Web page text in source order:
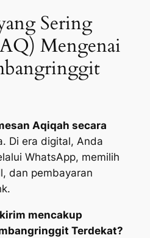
Sering
Mengenai
Aqiqah secara
Di era digital, Anda
WhatsApp, memilih
dan pembayaran
mencakup
Terdekat?